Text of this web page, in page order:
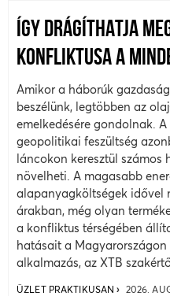
ÍGY DRÁGÍTHATJA
KONFLIKTUSA A
Amikor a háborúk
beszélünk, legtöbben az
emelkedésére gondolnak.
geopolitikai feszültség
láncokon keresztül számos
növelheti. A magasabb
alapanyagköltségek idővel
árakban, még olyan
a konfliktus térségében
hatásait a
alkalmazás, az XTB
ÜZLET PRAKTIKUSAN 2026.